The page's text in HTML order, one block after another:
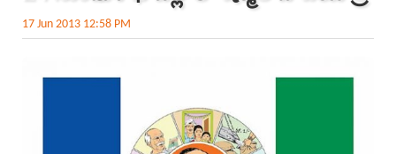
17 Jun 2013 12:58 PM